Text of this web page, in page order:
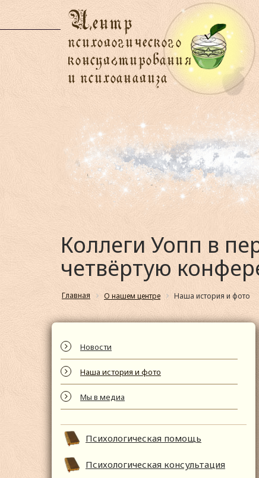
Коллеги Уопп в
четвёртую
Главная О нашем центре Наша история и фото
Новости
Наша история и фото
Мы в медиа
Психологическая помощь
Психологическая консультация